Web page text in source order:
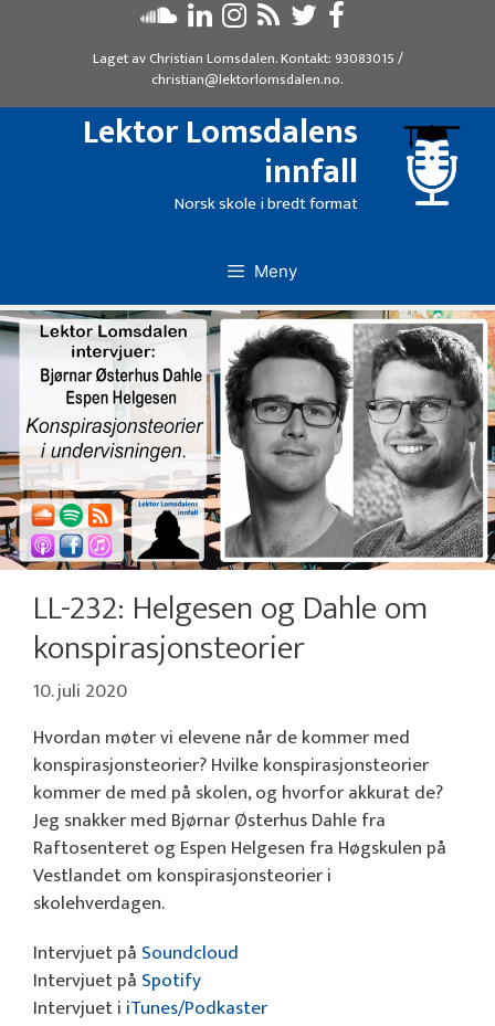
Laget avChristian Lomsdalen. Kontakt: 93083015/
christian@lektorlomsdalen.no.
Lektor Lomsdalens
innfall
Norsk skole i bredt format
Meny
LL-232: Helgesen og Dahle om
konspirasjonsteorier
10. juli 2020
Hvordan møter vi elevene når de kommer med
konspirasjonsteorier? Hvilke konspirasjonsteorier
kommer de med på skolen, og hvorfor akkurat de?
Jeg snakker med Bjørnar Østerhus Dahle fra
Raftosenteret og Espen Helgesen fra Høgskulen på
Vestlandet om konspirasjonsteorier i
skolehverdagen.
Intervjuet på Soundcloud
Intervjuet på Spotify
Intervjuet i iTunes/Podkaster